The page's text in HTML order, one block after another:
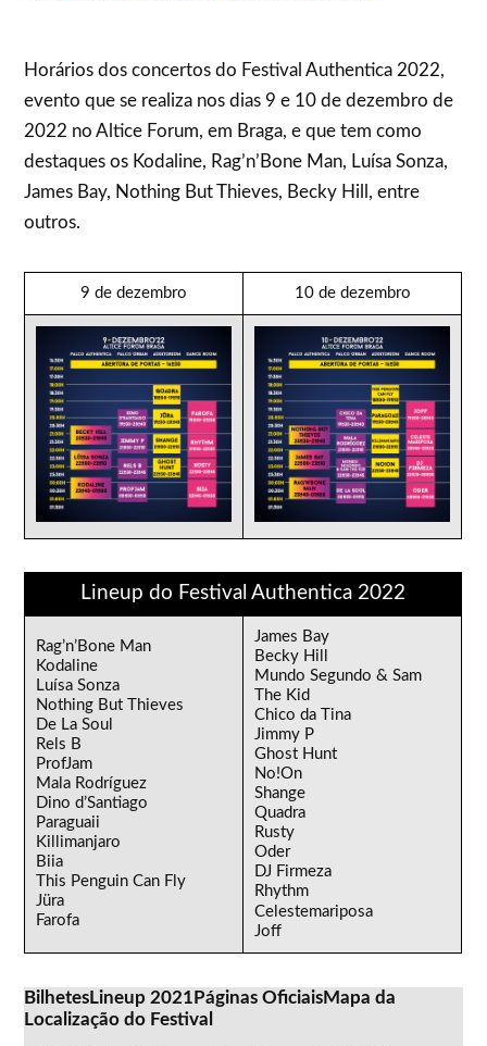
Horários dos concertos do Festival Authentica 2022,
evento que se realiza nos dias 9 e 10 de dezembro de
2022 no Altice Forum, em Braga, e que tem como
destaques os Kodaline, Rag’n’Bone Man, Luísa Sonza,
James Bay, Nothing But Thieves, Becky Hill, entre
outros.
9 de dezembro 10 de dezembro
Lineup do Festival Authentica 2022
Rag’n’Bone Man
Kodaline
Luísa Sonza
Nothing But Thieves
De La Soul
Rels B
ProfJam
Mala Rodríguez
Dino d’Santiago
Paraguaii
Killimanjaro
Biia
This Penguin Can Fly
Jüra
Farofa
James Bay
Becky Hill
Mundo Segundo & Sam
The Kid
Chico da Tina
Jimmy P
Ghost Hunt
No!On
Shange
Quadra
Rusty
Oder
DJ Firmeza
Rhythm
Celestemariposa
Joff
BilhetesLineup 2021 Páginas OficiaisMapa da
Localização do Festival